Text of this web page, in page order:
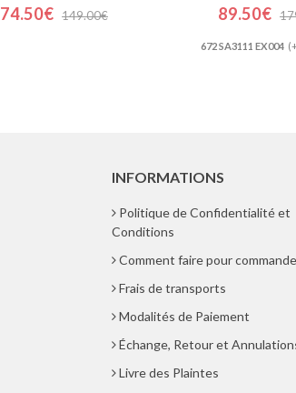
74.50€ 149.00€ 89.50€
672 SA3111 EX004
INFORMATIONS
Politique de Confidentialité et
Conditions
Comment faire pour
Frais de transports
Modalités de Paiement
Échange, Retour et
Livre des Plaintes